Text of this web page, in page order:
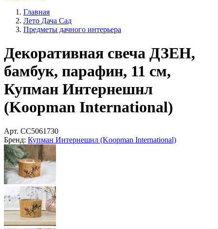
Главная
Лето Дача Сад
Предметы дачного интерьера
Декоративная свеча ДЗЕН,
бамбук, парафин, 11 см,
Купман Интернешнл
(Koopman International)
Арт. CC5061730
Бренд: Купман Интернешнл (Koopman International)